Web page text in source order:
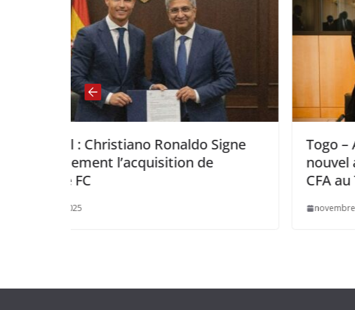
Togo – Allemagne : Berlin accorde un
nouvel appui financier de 33 Milliards